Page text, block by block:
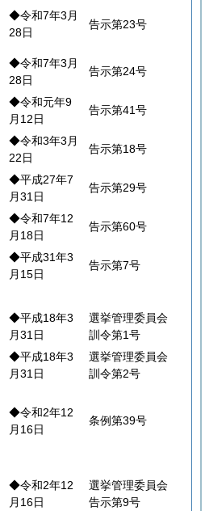
◆令和7年3月
28日
告示第23号
◆令和7年3月
28日
告示第24号
◆令和元年9
月12日
告示第41号
◆令和3年3月
22日
告示第18号
◆平成27年7
月31日
告示第29号
◆令和7年12
月18日
告示第60号
◆平成31年3
月15日
告示第7号
◆平成18年3
月31日
選挙管理委員会
訓令第1号
◆平成18年3
月31日
選挙管理委員会
訓令第2号
◆令和2年12
月16日
条例第39号
◆令和2年12
月16日
選挙管理委員会
告示第9号